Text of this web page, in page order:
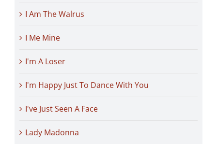
I Am The Walrus
I Me Mine
I'm A Loser
I'm Happy Just To Dance With You
I've Just Seen A Face
Lady Madonna